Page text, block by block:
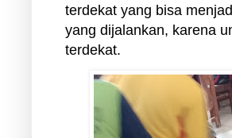
terdekat yang bisa
yang dijalankan, karena
terdekat.